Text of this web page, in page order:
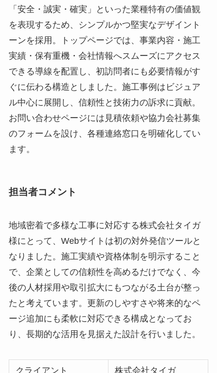
「安全・誠実・確実」といった業種特有の価値観
を表現するため、シンプルかつ堅実なデザイント
ーンを採用。トップページでは、事業内容・施工
実績・保有重機・会社情報へスムーズにアクセス
できる導線を配置し、初訪問者にも必要情報がす
ぐに伝わる構造としました。施工事例はビジュア
ル中心に展開し、信頼性と技術力の訴求に貢献。
お問い合わせページには見積依頼や協力会社募集
のフォームを設け、各種連絡窓口を明確化してい
ます。
担当者コメント
地域密着で多様な工事に対応する株式会社タイガ
様にとって、Webサイトは初の対外発信ツールと
なりました。施工実績や資格体制を明示すること
で、企業としての信頼性を高めるだけでなく、今
後の人材採用や取引拡大にもつながる土台が整っ
たと考えています。更新のしやすさや将来的なペ
ージ追加にも柔軟に対応できる構成となってお
り、長期的な活用を見据えた設計を行いました。
クライアント 株式会社タイガ